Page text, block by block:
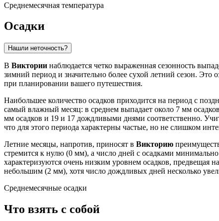
Среднемесячная температура
Осадки
Нашли неточность?
В Виктории наблюдается четко выраженная сезонность
зимний период и значительно более сухой летний сезон. Это
при планировании вашего путешествия.
Наибольшее количество осадков приходится на период с
самый влажный месяц: в среднем выпадает около 7 мм
мм осадков и 19 и 17 дождливыми днями соответственно.
что для этого периода характерны частые, но не слишком
Летние месяцы, напротив, приносят в Викторию
стремится к нулю (0 мм), а число дней с осадками
характеризуются очень низким уровнем осадков, предвещая
небольшим (2 мм), хотя число дождливых дней несколько
Среднемесячные осадки
Что взять с собой